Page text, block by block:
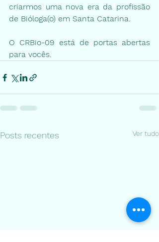
criarmos uma nova era da profissão
de Bióloga(o) em Santa Catarina.
O CRBio-09 está de portas abertas
para vocês.
Posts recentes Ver tudo